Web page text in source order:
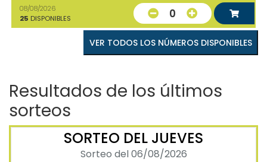
08/08/2026
25 DISPONIBLES 0
VER TODOS LOS NÚMEROS DISPONIBLES
Resultados de los últimos
sorteos
SORTEO DEL JUEVES
Sorteo del 06/08/2026